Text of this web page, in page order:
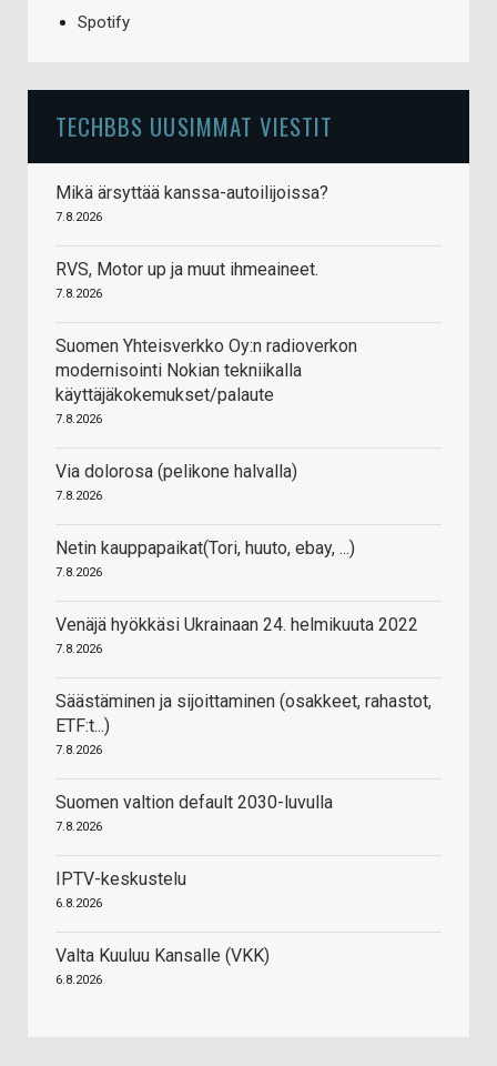
Spotify
TECHBBS UUSIMMAT VIESTIT
Mikä ärsyttää kanssa-autoilijoissa?
7.8.2026
RVS, Motor up ja muut ihmeaineet.
7.8.2026
Suomen Yhteisverkko Oy:n radioverkon
modernisointi Nokian tekniikalla
käyttäjäkokemukset/palaute
7.8.2026
Via dolorosa (pelikone halvalla)
7.8.2026
Netin kauppapaikat(Tori, huuto, ebay, ...)
7.8.2026
Venäjä hyökkäsi Ukrainaan 24. helmikuuta 2022
7.8.2026
Säästäminen ja sijoittaminen (osakkeet, rahastot,
ETF:t...)
7.8.2026
Suomen valtion default 2030-luvulla
7.8.2026
IPTV-keskustelu
6.8.2026
Valta Kuuluu Kansalle (VKK)
6.8.2026